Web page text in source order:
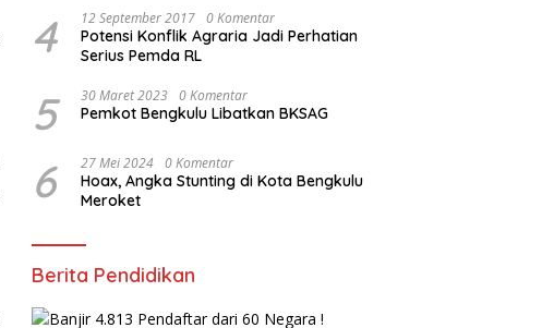
4 12 September 2017 0 Komentar
Potensi Konflik Agraria Jadi Perhatian
Serius Pemda RL
5 30 Maret 2023 0 Komentar
Pemkot Bengkulu Libatkan BKSAG
6 27 Mei 2024 0 Komentar
Hoax, Angka Stunting di Kota Bengkulu
Meroket
Berita Pendidikan